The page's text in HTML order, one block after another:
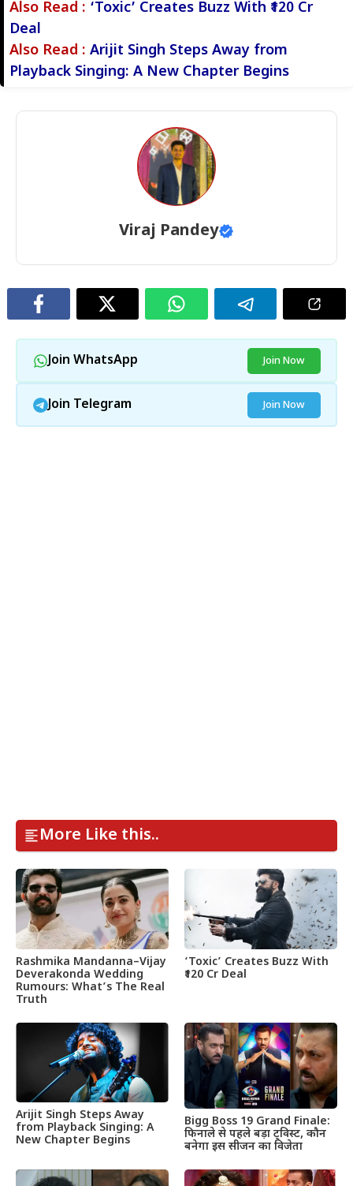
Also Read : ‘Toxic’ Creates Buzz With ₹120 Cr
Deal
Also Read : Arijit Singh Steps Away from
Playback Singing: A New Chapter Begins
Viraj Pandey
Join WhatsApp Join Now
Join Telegram Join Now
More Like this..
Rashmika Mandanna–Vijay
Deverakonda Wedding
Rumours: What’s The Real
Truth
‘Toxic’ Creates Buzz With
₹120 Cr Deal
Arijit Singh Steps Away
from Playback Singing: A
New Chapter Begins
Bigg Boss 19 Grand Finale:
फिनाले से पहले बड़ा ट्विस्ट, कौन
बनेगा इस सीजन का विजेता